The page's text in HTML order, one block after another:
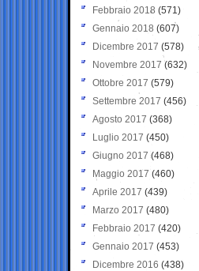
Febbraio 2018 (571)
Gennaio 2018 (607)
Dicembre 2017 (578)
Novembre 2017 (632)
Ottobre 2017 (579)
Settembre 2017 (456)
Agosto 2017 (368)
Luglio 2017 (450)
Giugno 2017 (468)
Maggio 2017 (460)
Aprile 2017 (439)
Marzo 2017 (480)
Febbraio 2017 (420)
Gennaio 2017 (453)
Dicembre 2016 (438)